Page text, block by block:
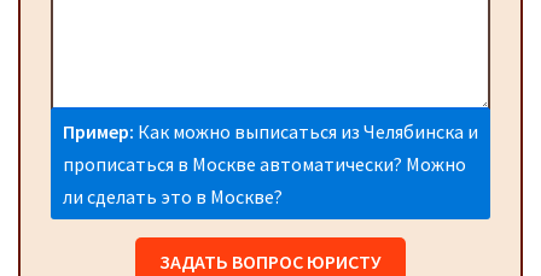
Пример: Как можно выписаться из Челябинска и
прописаться в Москве автоматически? Можно
ли сделать это в Москве?
ЗАДАТЬ ВОПРОС ЮРИСТУ